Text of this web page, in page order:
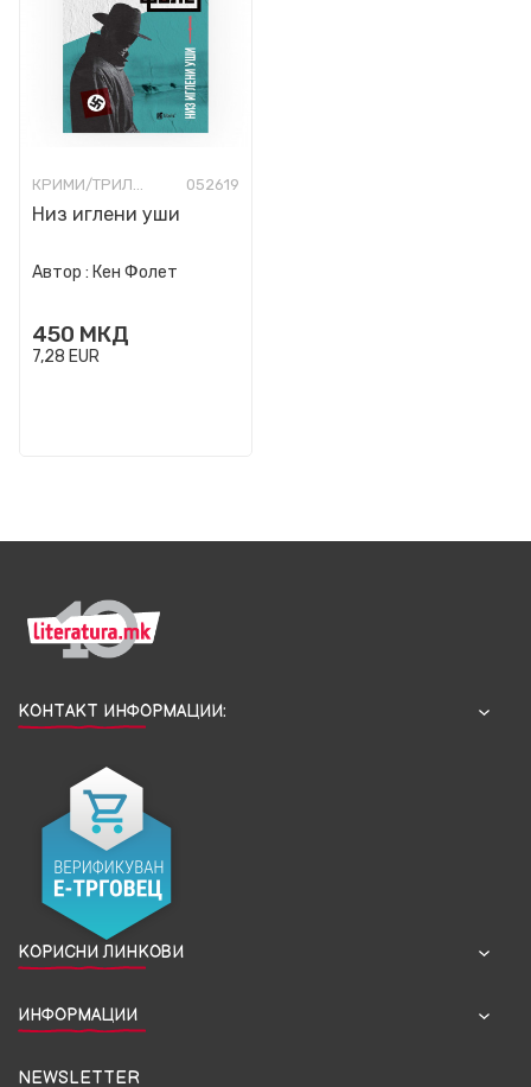
КРИМИ/ТРИЛЕР 052619
Низ иглени уши
Автор : Кен Фолет
450 МКД
7,28 EUR
КОНТАКТ ИНФОРМАЦИИ:
КОРИСНИ ЛИНКОВИ
ИНФОРМАЦИИ
NEWSLETTER